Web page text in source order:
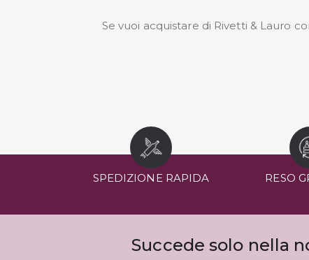
Se vuoi acquistare di Rivetti & Lauro
SPEDIZIONE RAPIDA RESO
Succede solo nella